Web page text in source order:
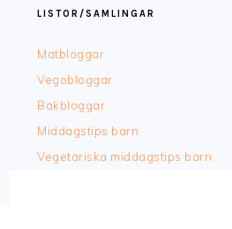
LISTOR/SAMLINGAR
Matbloggar
Vegobloggar
Bakbloggar
Middagstips barn
Vegetariska middagstips barn